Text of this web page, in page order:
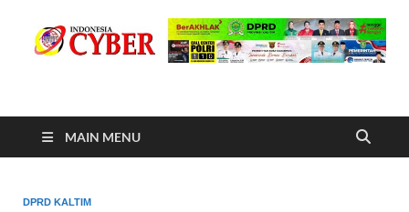
Indonesia Cyber
MAIN MENU
DPRD KALTIM